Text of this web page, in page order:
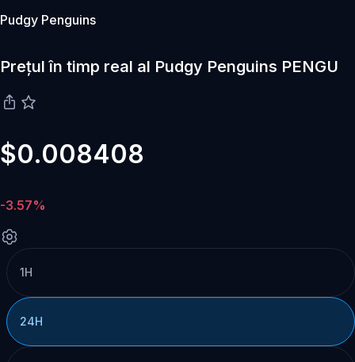
Pudgy Penguins
Prețul în timp real al Pudgy Penguins PENGU
$0.008408
-3.57%
1H
24H